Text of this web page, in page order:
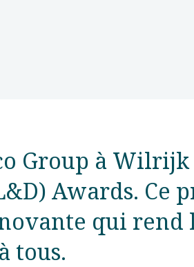
Group à
Awards. Ce
qui rend
tous.